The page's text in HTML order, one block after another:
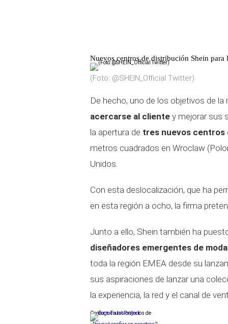
Nuevos centros de distribución Shein para
(Foto: @SHEIN_Official Twitter)
De hecho, uno de los objetivos de
acercarse al cliente y mejorar sus
la apertura de tres nuevos centros
metros cuadrados en Wroclaw
Unidos.
Con esta deslocalización, que ha
en esta región a ocho, la firma
Junto a ello, Shein también ha
diseñadores emergentes de moda
toda la región EMEA desde su
sus aspiraciones de lanzar una
la experiencia, la red y el canal de
Conforme a los criterios de